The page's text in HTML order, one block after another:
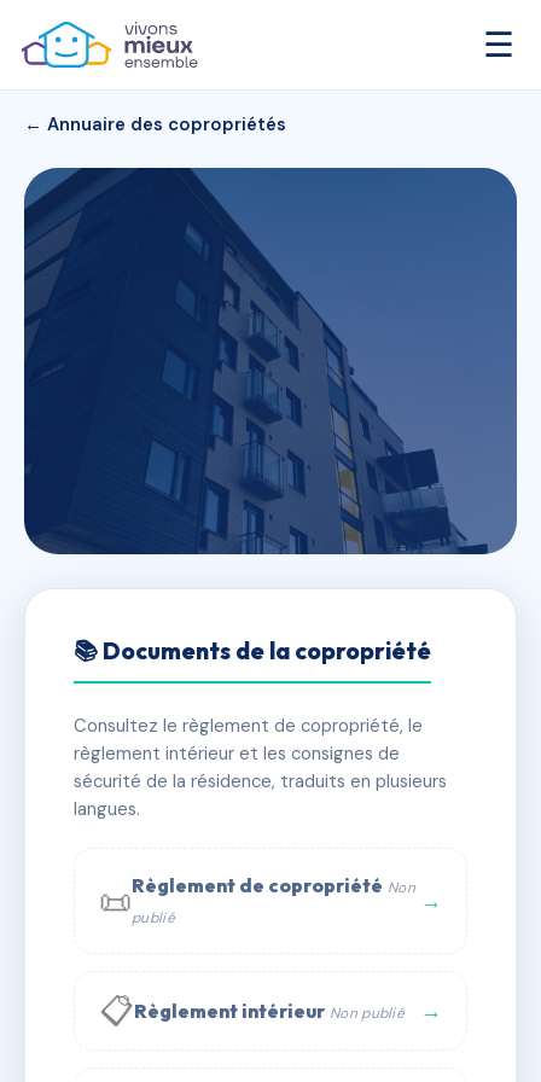
☰
← Annuaire des copropriétés
LES DOUVES
✓ Immatriculée 🏠 37 lots 🏗 1 bâtiment(s)
📞 Contacter Syndic Digital
📚 Documents de la copropriété
Consultez le règlement de copropriété, le
règlement intérieur et les consignes de
sécurité de la résidence, traduits en plusieurs
langues.
📜Règlement de copropriété Non
publié
→
📋Règlement intérieur Non publié →